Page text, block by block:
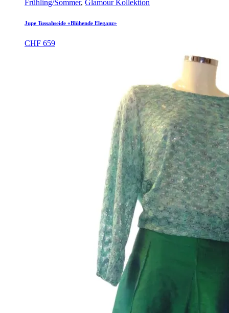
Frühling/Sommer, Glamour Kollektion
Jupe Tussahseide «Blühende Eleganz»
CHF 659